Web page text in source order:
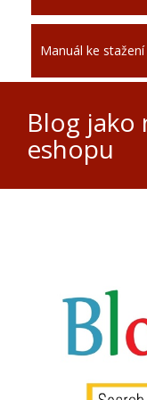
Manuál ke stažení
Blog jako
eshopu